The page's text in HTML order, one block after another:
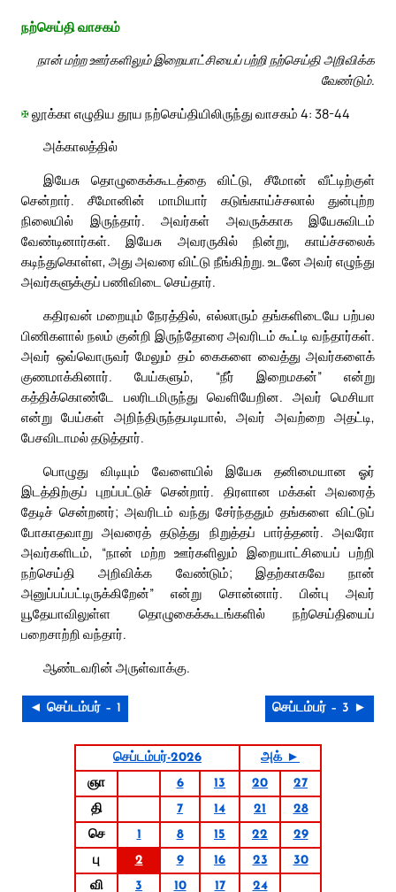
நற்செய்தி வாசகம்
நான் மற்ற ஊர்களிலும் இறையாட்சியைப் பற்றி நற்செய்தி அறிவிக்க
வேண்டும்.
✠லூக்கா எழுதிய தூய நற்செய்தியிலிருந்து வாசகம் 4: 38-44
அக்காலத்தில்
இயேசு தொழுகைக்கூடத்தை விட்டு, சீமோன் வீட்டிற்குள்
சென்றார். சீமோனின் மாமியார் கடுங்காய்ச்சலால் துன்புற்ற
நிலையில் இருந்தார். அவர்கள் அவருக்காக இயேசுவிடம்
வேண்டினார்கள். இயேசு அவரருகில் நின்று, காய்ச்சலைக்
கடிந்துகொள்ள, அது அவரை விட்டு நீங்கிற்று. உடனே அவர் எழுந்து
அவர்களுக்குப் பணிவிடை செய்தார்.
கதிரவன் மறையும் நேரத்தில், எல்லாரும் தங்களிடையே பற்பல
பிணிகளால் நலம் குன்றி இருந்தோரை அவரிடம் கூட்டி வந்தார்கள்.
அவர் ஒவ்வொருவர் மேலும் தம் கைகளை வைத்து அவர்களைக்
குணமாக்கினார். பேய்களும், “நீர் இறைமகன்” என்று
கத்திக்கொண்டே பலரிடமிருந்து வெளியேறின. அவர் மெசியா
என்று பேய்கள் அறிந்திருந்தபடியால், அவர் அவற்றை அதட்டி,
பேசவிடாமல் தடுத்தார்.
பொழுது விடியும் வேளையில் இயேசு தனிமையான ஓர்
இடத்திற்குப் புறப்பட்டுச் சென்றார். திரளான மக்கள் அவரைத்
தேடிச் சென்றனர்; அவரிடம் வந்து சேர்ந்ததும் தங்களை விட்டுப்
போகாதவாறு அவரைத் தடுத்து நிறுத்தப் பார்த்தனர். அவரோ
அவர்களிடம், “நான் மற்ற ஊர்களிலும் இறையாட்சியைப் பற்றி
நற்செய்தி அறிவிக்க வேண்டும்; இதற்காகவே நான்
அனுப்பப்பட்டிருக்கிறேன்” என்று சொன்னார். பின்பு அவர்
யூதேயாவிலுள்ள தொழுகைக்கூடங்களில் நற்செய்தியைப்
பறைசாற்றி வந்தார்.
ஆண்டவரின் அருள்வாக்கு.
◄ செப்டம்பர் – 1 செப்டம்பர் – 3 ►
செப்டம்பர்-2026
அக் ►
ஞா
6 13 20
27
தி
7 14 21
28
செ
1 8 15 22
29
பு
2 9 16 23
30
வி
3 10 17
24